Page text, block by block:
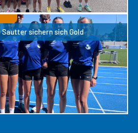
Sautter sichern sich Gold